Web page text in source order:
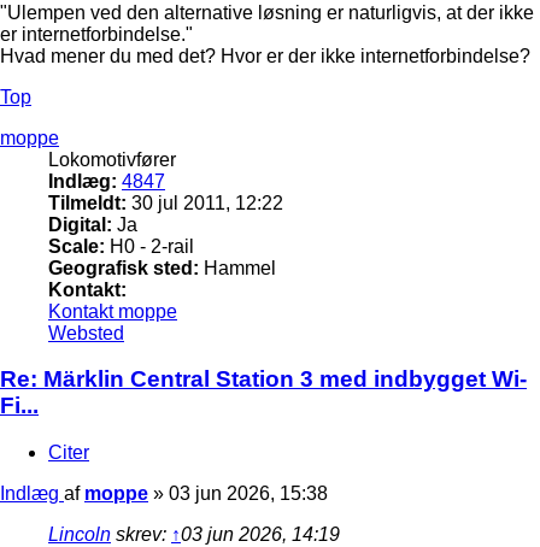
"Ulempen ved den alternative løsning er naturligvis, at der ikke
er internetforbindelse."
Hvad mener du med det? Hvor er der ikke internetforbindelse?
Top
moppe
Lokomotivfører
Indlæg: 4847
Tilmeldt: 30 jul 2011, 12:22
Digital: Ja
Scale: H0 - 2-rail
Geografisk sted: Hammel
Kontakt:
Kontakt moppe
Websted
Re: Märklin Central Station 3 med indbygget Wi-
Fi...
Citer
Indlæg af moppe » 03 jun 2026, 15:38
Lincoln skrev: ↑03 jun 2026, 14:19